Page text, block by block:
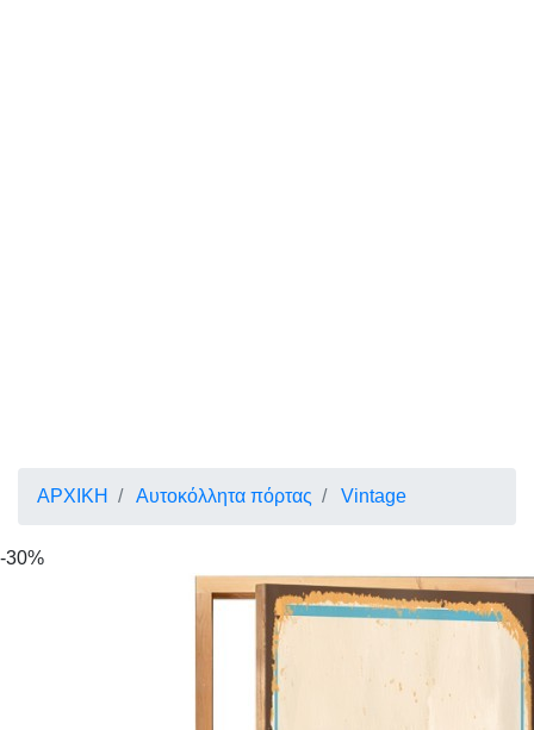
ΑΡΧΙΚΗ Αυτοκόλλητα πόρτας Vintage
-30%